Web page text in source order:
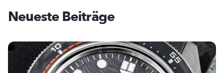
Neueste Beiträge